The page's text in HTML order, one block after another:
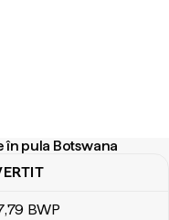
în pula Botswana
pula Botswana
,79 BWP